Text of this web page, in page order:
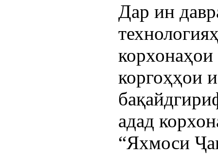
Дар ин
корхонаҳои
коргоҳҳои
адад
“Яхмоси